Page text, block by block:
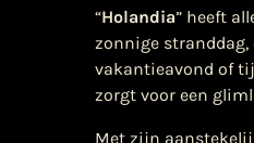
“Holandia” heeft
zonnige stranddag,
vakantieavond of
zorgt voor een
Met zijn